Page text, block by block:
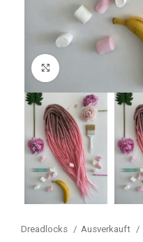
Dreadlocks Ausverkauft